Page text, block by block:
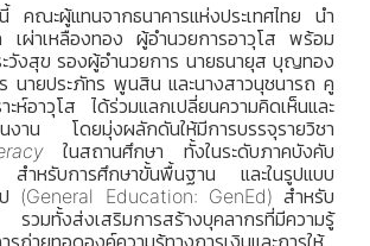
นี้ คณะผู้แทนจากธนาคารแห่งประเทศไทย นำ
ผ่าเหลืองทอง ผู้อำนวยการอาวุโส พร้อม
วังสุข รองผู้อำนวยการ นายธนายุส บุญทอง
นายประภัทร พูนสิน และนางสาวนุชนารถ คู
ะห์อาวุโส ได้ร่วมแลกเปลี่ยนความคิดเห็นและ
นงาน โดยมุ่งผลักดันให้มีการบรรจุรายวิชา
ในสถานศึกษา ทั้งในระดับภาคบังคับ
ำหรับการศึกษาขั้นพื้นฐาน และในรูปแบบ
ป (General Education: GenEd) สำหรับ
วมทั้งส่งเสริมการสร้างบุคลากรที่มีความรู้
รถ่ายทอดองค์ความรู้ทางการเงินและการให้